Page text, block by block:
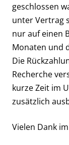
geschlossen
unter Vertrag
nur auf einen
Monaten und
Die
Recherche
kurze Zeit im
zusätzlich
Vielen Dank